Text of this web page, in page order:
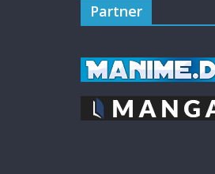
Partner